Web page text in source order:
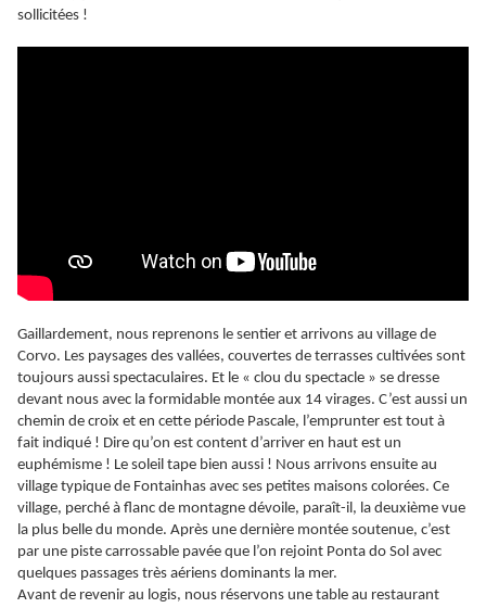
sollicitées !
Gaillardement, nous reprenons le sentier et arrivons au village de
Corvo. Les paysages des vallées, couvertes de terrasses cultivées sont
toujours aussi spectaculaires. Et le « clou du spectacle » se dresse
devant nous avec la formidable montée aux 14 virages. C’est aussi un
chemin de croix et en cette période Pascale, l’emprunter est tout à
fait indiqué ! Dire qu’on est content d’arriver en haut est un
euphémisme ! Le soleil tape bien aussi ! Nous arrivons ensuite au
village typique de Fontainhas avec ses petites maisons colorées. Ce
village, perché à flanc de montagne dévoile, paraît-il, la deuxième vue
la plus belle du monde. Après une dernière montée soutenue, c’est
par une piste carrossable pavée que l’on rejoint Ponta do Sol avec
quelques passages très aériens dominants la mer.
Avant de revenir au logis, nous réservons une table au restaurant